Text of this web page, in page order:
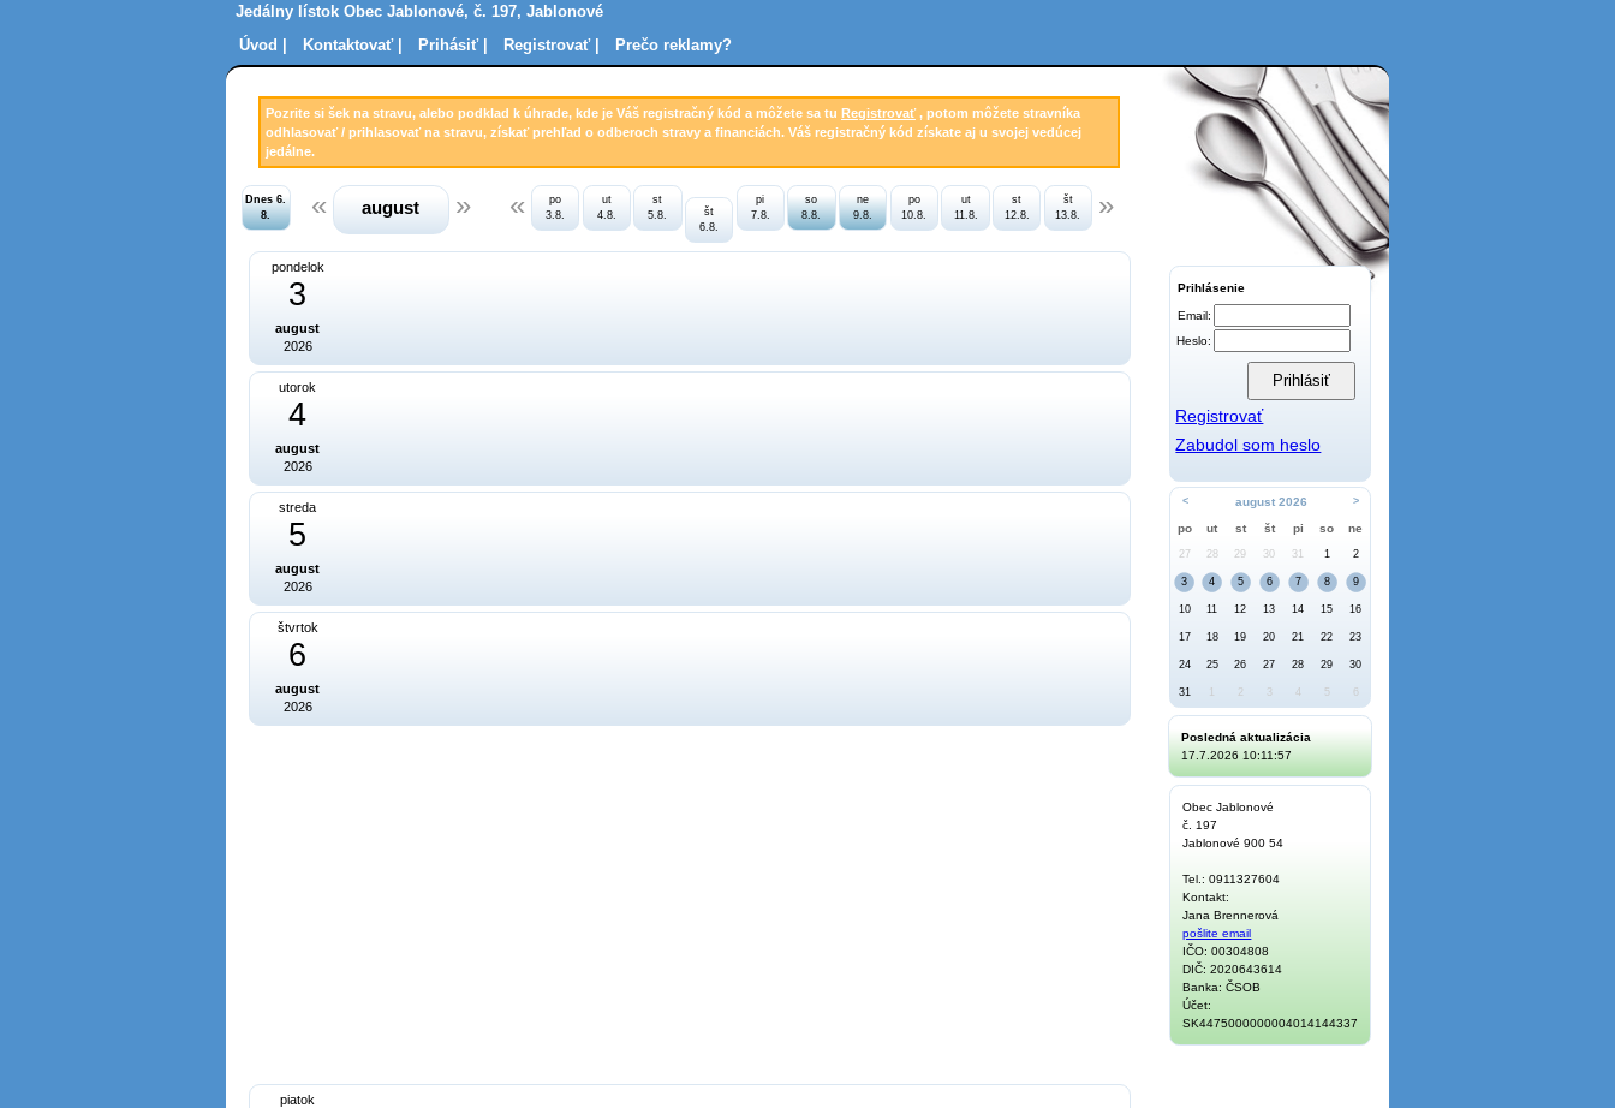
Jedálny lístok Obec Jablonové, č. 197, Jablonové
Úvod |
Kontaktovať | Prihásiť | Registrovať | Prečo reklamy?
Pozrite si šek na stravu, alebo podklad k úhrade, kde je Váš registračný kód a môžete sa tu Registrovať, potom môžete stravníka
odhlasovať / prihlasovať na stravu, získať prehľad o odberoch stravy a financiách. Váš registračný kód získate aj u svojej vedúcej
jedálne.
Dnes 6.
8.
august
po
3.8.
ut
4.8.
st
5.8.
št
6.8.
pi
7.8.
so
8.8.
ne
9.8.
po
10.8.
ut
11.8.
st
12.8.
št
13.8.
pondelok
3
august
2026
utorok
4
august
2026
streda
5
august
2026
štvrtok
6
august
2026
piatok
Prihlásenie
Email:
Heslo:
Registrovať
Zabudol som heslo
< august 2026 >
po ut st št pi so ne
27 28 29 30 31 1 2
3 4 5 6 7 8 9
10 11 12 13 14 15 16
17 18 19 20 21 22 23
24 25 26 27 28 29 30
31 2 3 4 5 6
Posledná aktualizácia
17.7.2026 10:11:57
Obec Jablonové
č. 197
Jablonové 900 54
Tel.: 0911327604
Kontakt:
Jana Brennerová
pošlite email
IČO: 00304808
DIČ: 2020643614
Banka: ČSOB
Účet:
SK4475000000004014144337